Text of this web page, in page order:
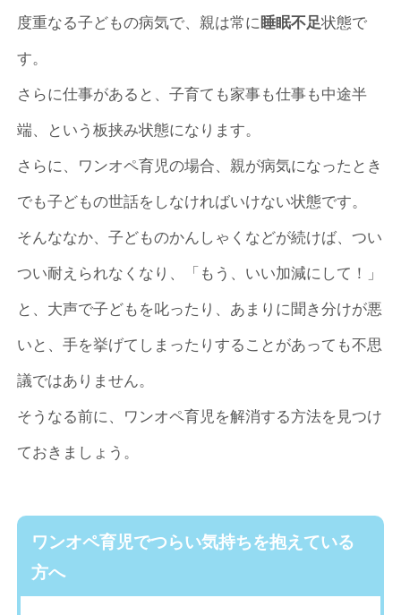
度重なる子どもの病気で、親は常に 睡眠不足状態で
す。
さらに仕事があると、子育ても家事も仕事も中途半
端、という板挟み状態になります。
さらに、ワンオペ育児の場合、親が病気になったとき
でも子どもの世話をしなければいけない状態です。
そんななか、子どものかんしゃくなどが続けば、つい
つい耐えられなくなり、「もう、いい加減にして！」
と、大声で子どもを叱ったり、あまりに聞き分けが悪
いと、手を挙げてしまったりすることがあっても不思
議ではありません。
そうなる前に、ワンオペ育児を解消する方法を見つけ
ておきましょう。
ワンオペ育児でつらい気持ちを抱えている
方へ